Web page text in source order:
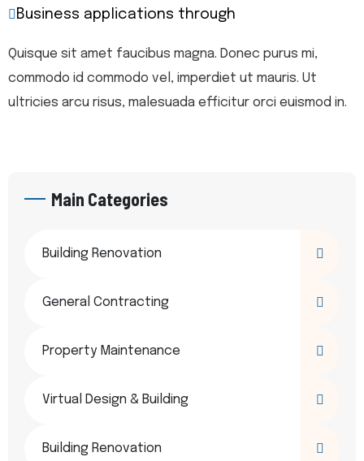
Business applications through
Quisque sit amet faucibus magna. Donec purus mi,
commodo id commodo vel, imperdiet ut mauris. Ut
ultricies arcu risus, malesuada efficitur orci euismod in.
Main Categories
Building Renovation
General Contracting
Property Maintenance
Virtual Design & Building
Building Renovation